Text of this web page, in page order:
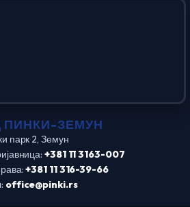
ПИНКИ-ЗЕМУН
парк 2, Земун
+381 11 3163-007
+381 11 316-39-66
office@pinki.rs